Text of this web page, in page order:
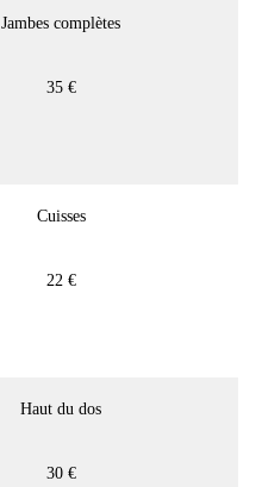
Jambes complètes
35 €
Cuisses
22 €
Haut du dos
30 €